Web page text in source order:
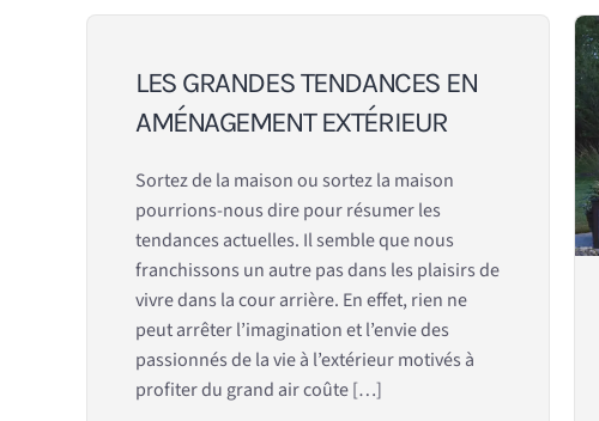
LES GRANDES TENDANCES EN
AMÉNAGEMENT EXTÉRIEUR
Sortez de la maison ou sortez la maison
pourrions-nous dire pour résumer les
tendances actuelles. Il semble que nous
franchissons un autre pas dans les plaisirs de
vivre dans la cour arrière. En effet, rien ne
peut arrêter l’imagination et l’envie des
passionnés de la vie à l’extérieur motivés à
profiter du grand air coûte […]